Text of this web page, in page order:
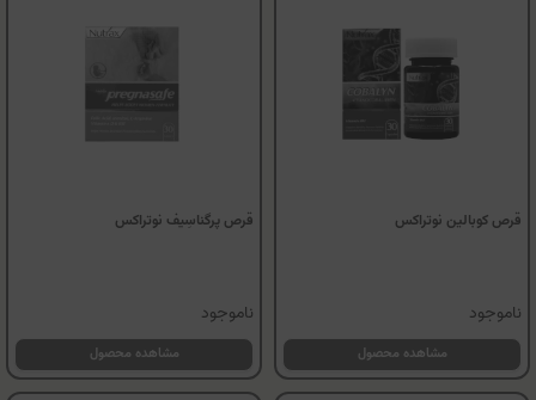
قرص کوبالین نوتراکس
ناموجود
مشاهده محصول
قرص پرگناسِیف نوتراکس
ناموجود
مشاهده محصول